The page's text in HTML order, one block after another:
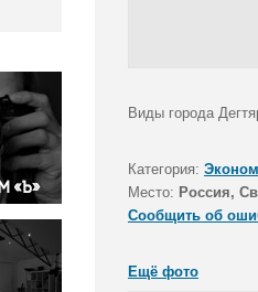
Виды города
Категория:
Место: Россия,
Сообщить об
Ещё фото